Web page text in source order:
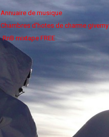
Annuaire de musique
Chambres d'hotes de charme giverny
RnB mixtape FREE